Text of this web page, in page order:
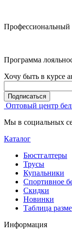
Профессиональный
Программа
Хочу быть в курсе
Подписаться
Оптовый центр
Мы в социальных
Каталог
Бюстгалтеры
Трусы
Купальники
Спортивное
Скидки
Новинки
Таблица
Информация